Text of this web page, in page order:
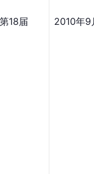
第18届 2010年